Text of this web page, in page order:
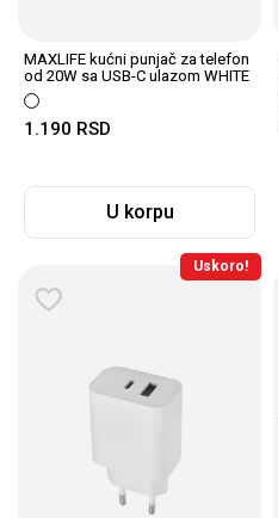
MAXLIFE kućni punjač za telefon
od 20W sa USB-C ulazom WHITE
1.190 RSD
U korpu
Uskoro!